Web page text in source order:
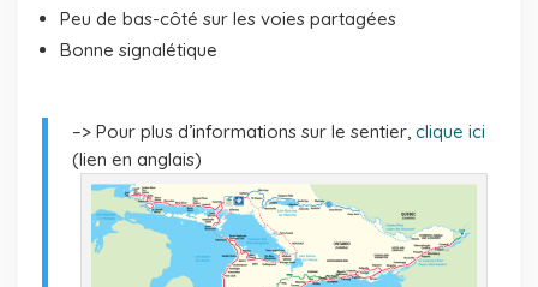
Peu de bas-côté sur les voies partagées
Bonne signalétique
–> Pour plus d’informations sur le sentier, clique ici
(lien en anglais)